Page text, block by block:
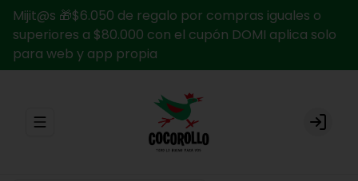
Mijit@s 🎁$6.050 de regalo por compras iguales o
superiores a $80.000 con el cupón DOMI aplica solo
para web y app propia
Abrir menu de navegación Login